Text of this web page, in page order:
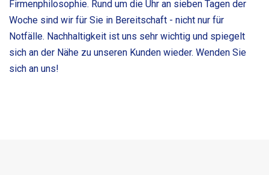
Firmenphilosophie. Rund um die Uhr an sieben Tagen der
Woche sind wir für Sie in Bereitschaft - nicht nur für
Notfälle. Nachhaltigkeit ist uns sehr wichtig und spiegelt
sich an der Nähe zu unseren Kunden wieder. Wenden Sie
sich an uns!